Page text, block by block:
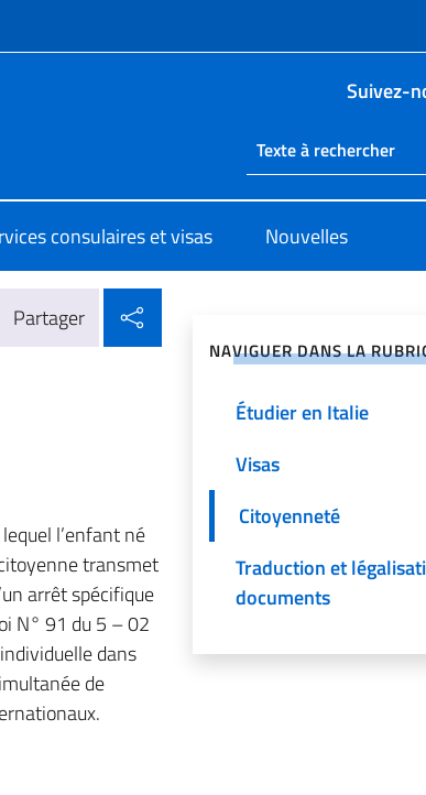
Suivez-
Ricerca
Rechercher dans le site
consulaires et visas Nouvelles
Partager
l’enfant né
transmet
arrêt spécifique
N° 91 du 5 – 02
dans
de
NAVIGUER DANS LA
Étudier en Italie
Visas
Citoyenneté
Traduction et
documents